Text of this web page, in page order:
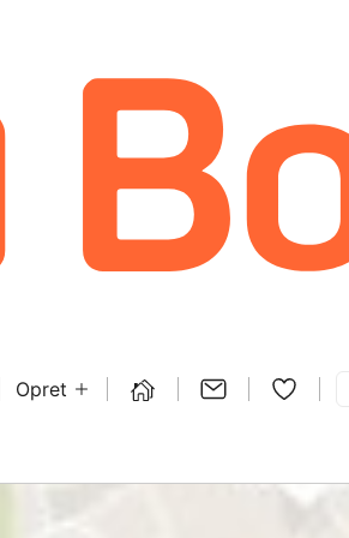
Opret